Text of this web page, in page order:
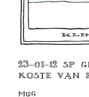
23-01-12 SP
KOSTE VAN
MUG